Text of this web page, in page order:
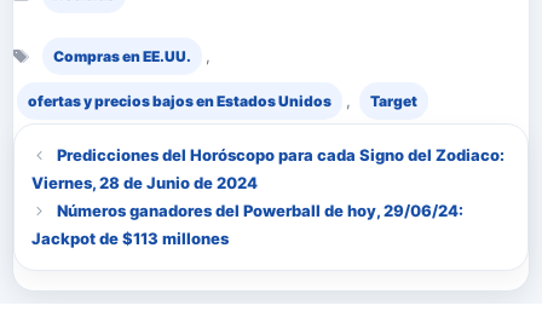
Compras en EE.UU. ,
ofertas y precios bajos en Estados Unidos , Target
Predicciones del Horóscopo para cada Signo del Zodiaco:
Viernes, 28 de Junio de 2024
Números ganadores del Powerball de hoy, 29/06/24:
Jackpot de $113 millones